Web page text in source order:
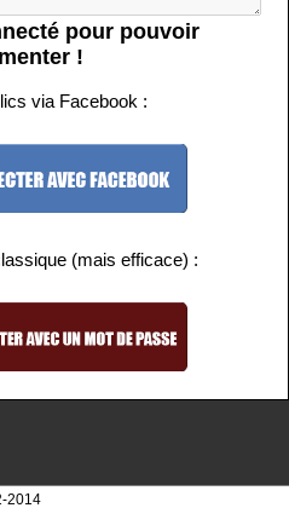
pour pouvoir
!
via Facebook :
(mais efficace) :
2014